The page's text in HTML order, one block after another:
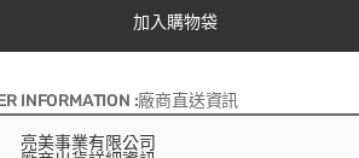
加入購物袋
INFORMATION :廠商直送資訊
亮美事業有限公司